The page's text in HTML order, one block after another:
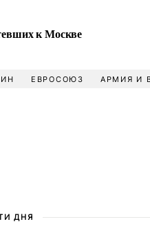
к Москве
ЕВРОСОЮЗ АРМИЯ И
ДНЯ